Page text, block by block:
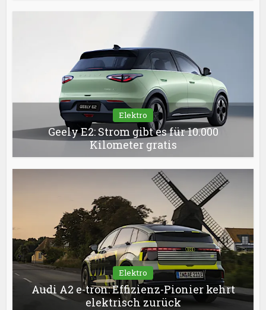
Elektro
Geely E2: Strom gibt es für 10.000
Kilometer gratis
Elektro
Audi A2 e-tron: Effizienz-Pionier kehrt
elektrisch zurück